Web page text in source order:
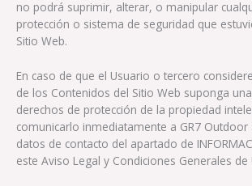
no podrá suprimir, alterar, o manipular
protección o sistema de seguridad que
Sitio Web.
En caso de que el Usuario o tercero
de los Contenidos del Sitio Web suponga
derechos de protección de la propiedad
comunicarlo inmediatamente a GR7 Outdoor
datos de contacto del apartado de
este Aviso Legal y Condiciones Generales de